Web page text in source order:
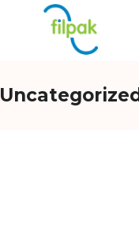
Uncategorized